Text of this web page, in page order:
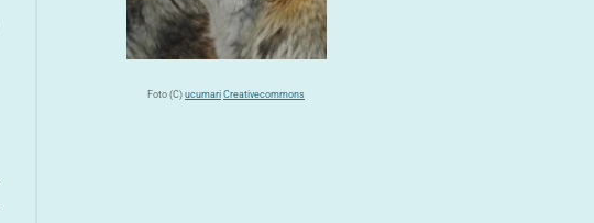
Foto (C) ucumari Creativecommons